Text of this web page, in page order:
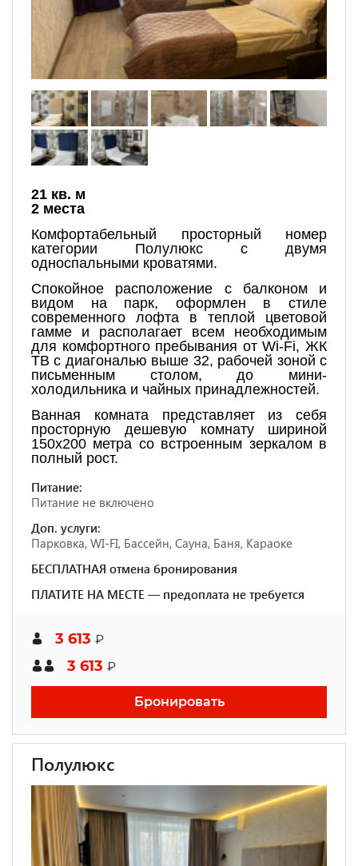
21 кв. м
2 места
Комфортабельный просторный номер
категории Полулюкс с двумя
односпальными кроватями.
Спокойное расположение с балконом и
видом на парк, оформлен в стиле
современного лофта в теплой цветовой
гамме и располагает всем необходимым
для комфортного пребывания от Wi-Fi, ЖК
ТВ с диагональю выше 32, рабочей зоной с
письменным столом, до мини-
холодильника и чайных принадлежностей.
Ванная комната представляет из себя
просторную дешевую комнату шириной
150х200 метра со встроенным зеркалом в
полный рост.
Питание:
Питание не включено
Доп. услуги:
Парковка, WI-FI, Бассейн, Сауна, Баня, Караоке
БЕСПЛАТНАЯ отмена бронирования
ПЛАТИТЕ НА МЕСТЕ — предоплата не требуется
3 613 ₽
3 613 ₽
Бронировать
Полулюкс